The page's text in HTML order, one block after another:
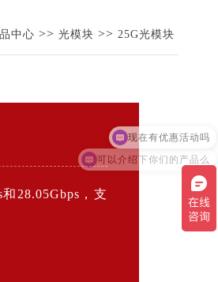
中心 >> 光模块 >> 25G光模块
28.05Gbps，支
可以介绍下你们的产品么